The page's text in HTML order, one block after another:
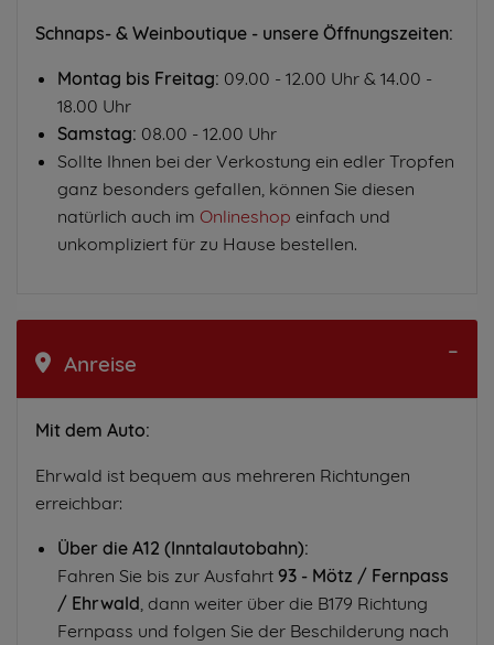
Schnaps- & Weinboutique - unsere Öffnungszeiten:
Montag bis Freitag: 09.00 - 12.00 Uhr & 14.00 -
18.00 Uhr
Samstag: 08.00 - 12.00 Uhr
Sollte Ihnen bei der Verkostung ein edler Tropfen
ganz besonders gefallen, können Sie diesen
natürlich auch im Onlineshop einfach und
unkompliziert für zu Hause bestellen.
Anreise
Mit dem Auto:
Ehrwald ist bequem aus mehreren Richtungen
erreichbar:
Über die A12 (Inntalautobahn):
Fahren Sie bis zur Ausfahrt 93 - Mötz / Fernpass
/ Ehrwald , dann weiter über die B179 Richtung
Fernpass und folgen Sie der Beschilderung nach